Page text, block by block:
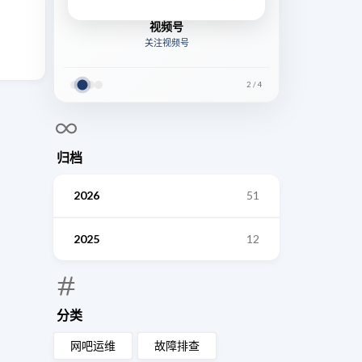
视频号
关注视频号
2 /4
归档
2026 51
2025 12
分类
网吧运维 故障排查